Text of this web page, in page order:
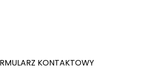
KONTAKTOWY